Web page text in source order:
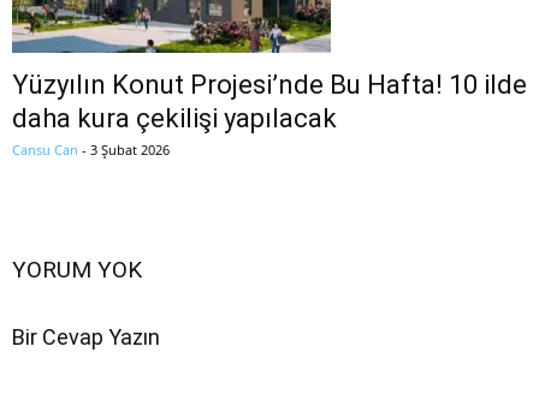
Yüzyılın Konut Projesi’nde Bu Hafta! 10 ilde
daha kura çekilişi yapılacak
Cansu Can - 3 Şubat 2026
YORUM YOK
Bir Cevap Yazın